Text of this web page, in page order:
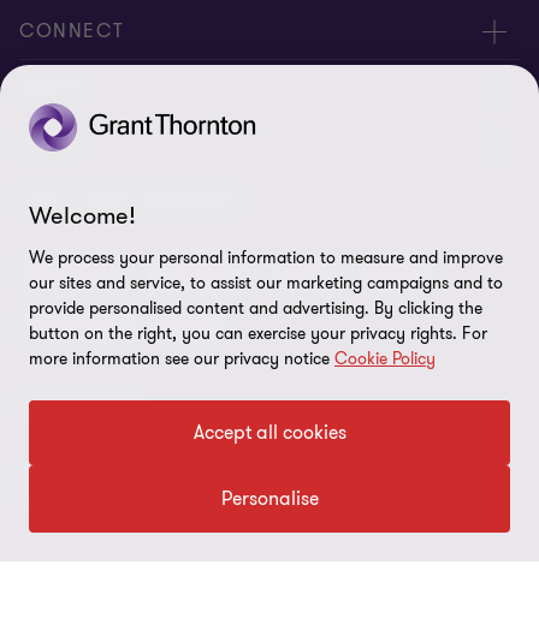
CONNECT
Contáctenos
Oportunidades de empleo
Acerca de nosotros
Ética y Manual de Gestión de Calidad
LEGAL
Política de privacidad
Cookies
Disclaimer
Preferencias de cookies
OUR CORE SERVICES
Auditoría Advisory BPS
Impuestos
FOLLOW US
Welcome!
We process your personal information to measure and improve
our sites and service, to assist our marketing campaigns and to
provide personalised content and advertising. By clicking the
button on the right, you can exercise your privacy rights. For
more information see our privacy notice Cookie Policy
Accept all cookies
Personalise